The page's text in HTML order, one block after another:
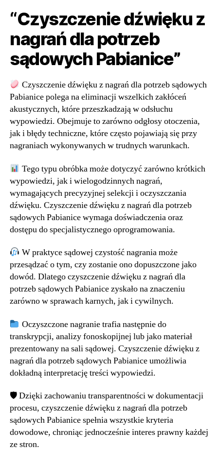
“Czyszczenie dźwięku z
nagrań dla potrzeb
sądowych Pabianice”
Czyszczenie dźwięku z nagrań dla potrzeb sądowych
Pabianice polega na eliminacji wszelkich zakłóceń
akustycznych, które przeszkadzają w odsłuchu
wypowiedzi. Obejmuje to zarówno odgłosy otoczenia,
jak i błędy techniczne, które często pojawiają się przy
nagraniach wykonywanych w trudnych warunkach.
Tego typu obróbka może dotyczyć zarówno krótkich
wypowiedzi, jak i wielogodzinnych nagrań,
wymagających precyzyjnej selekcji i oczyszczania
dźwięku. Czyszczenie dźwięku z nagrań dla potrzeb
sądowych Pabianice wymaga doświadczenia oraz
dostępu do specjalistycznego oprogramowania.
W praktyce sądowej czystość nagrania może
przesądzać o tym, czy zostanie ono dopuszczone jako
dowód. Dlatego czyszczenie dźwięku z nagrań dla
potrzeb sądowych Pabianice zyskało na znaczeniu
zarówno w sprawach karnych, jak i cywilnych.
Oczyszczone nagranie trafia następnie do
transkrypcji, analizy fonoskopijnej lub jako materiał
prezentowany na sali sądowej. Czyszczenie dźwięku z
nagrań dla potrzeb sądowych Pabianice umożliwia
dokładną interpretację treści wypowiedzi.
🛡 Dzięki zachowaniu transparentności w dokumentacji
procesu, czyszczenie dźwięku z nagrań dla potrzeb
sądowych Pabianice spełnia wszystkie kryteria
dowodowe, chroniąc jednocześnie interes prawny każdej
ze stron.